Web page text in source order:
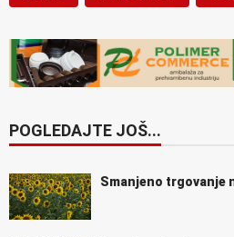
POGLEDAJTE JOŠ...
Smanjeno trgovanje